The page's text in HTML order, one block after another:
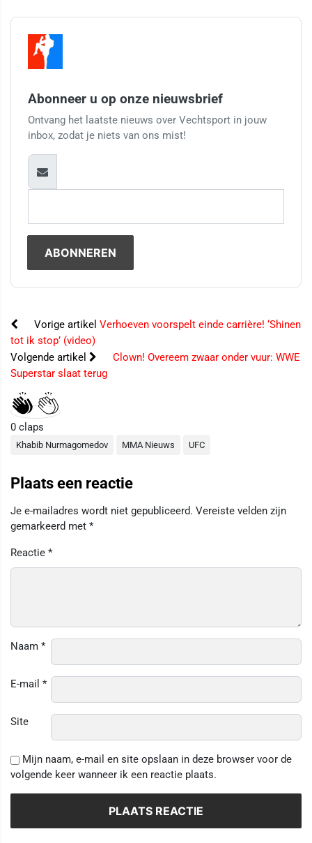
Abonneer u op onze nieuwsbrief
Ontvang het laatste nieuws over Vechtsport in jouw
inbox, zodat je niets van ons mist!
Vorige artikel Verhoeven voorspelt einde carrière! ‘Shinen
tot ik stop’ (video)
Volgende artikel
Clown! Overeem zwaar onder vuur: WWE
Superstar slaat terug
0 claps
Khabib Nurmagomedov MMA Nieuws UFC
Plaats een reactie
Je e-mailadres wordt niet gepubliceerd. Vereiste velden zijn
gemarkeerd met *
Reactie *
Naam *
E-mail *
Site
Mijn naam, e-mail en site opslaan in deze browser voor de
volgende keer wanneer ik een reactie plaats.